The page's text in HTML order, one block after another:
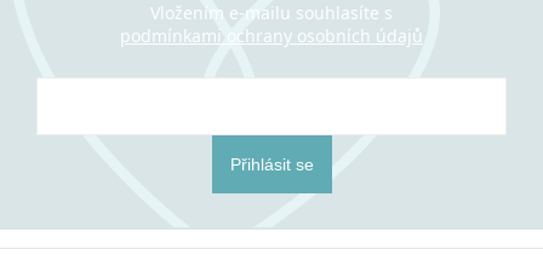
Vložením e-mailu souhlasíte s
podmínkami ochrany osobních údajů
Přihlásit se